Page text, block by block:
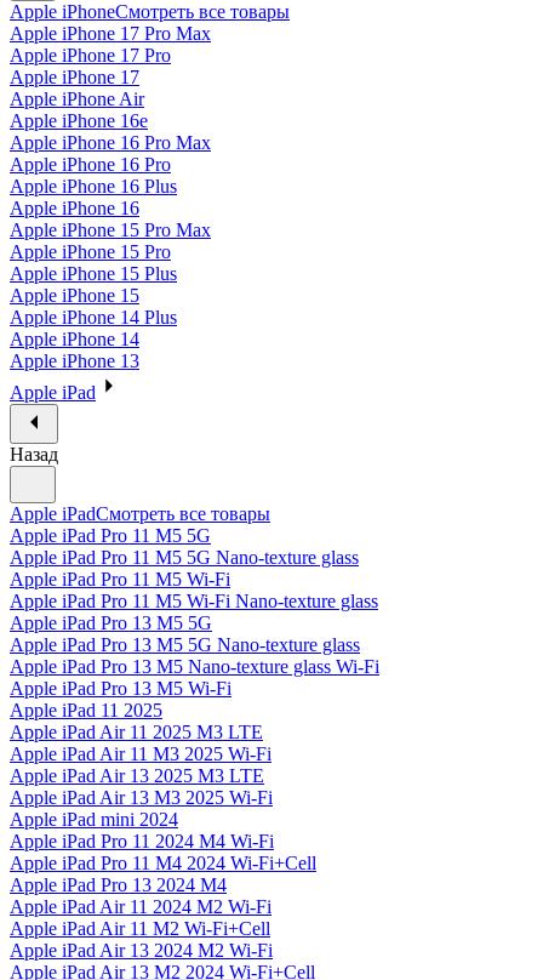
Apple iPhoneСмотреть все товары
Apple iPhone 17 Pro Max
Apple iPhone 17 Pro
Apple iPhone 17
Apple iPhone Air
Apple iPhone 16e
Apple iPhone 16 Pro Max
Apple iPhone 16 Pro
Apple iPhone 16 Plus
Apple iPhone 16
Apple iPhone 15 Pro Max
Apple iPhone 15 Pro
Apple iPhone 15 Plus
Apple iPhone 15
Apple iPhone 14 Plus
Apple iPhone 14
Apple iPhone 13
Apple iPad
Назад
Apple iPadСмотреть все товары
Apple iPad Pro 11 M5 5G
Apple iPad Pro 11 M5 5G Nano-texture glass
Apple iPad Pro 11 M5 Wi-Fi
Apple iPad Pro 11 M5 Wi-Fi Nano-texture glass
Apple iPad Pro 13 M5 5G
Apple iPad Pro 13 M5 5G Nano-texture glass
Apple iPad Pro 13 M5 Nano-texture glass Wi-Fi
Apple iPad Pro 13 M5 Wi-Fi
Apple iPad 11 2025
Apple iPad Air 11 2025 M3 LTE
Apple iPad Air 11 M3 2025 Wi-Fi
Apple iPad Air 13 2025 M3 LTE
Apple iPad Air 13 M3 2025 Wi-Fi
Apple iPad mini 2024
Apple iPad Pro 11 2024 M4 Wi-Fi
Apple iPad Pro 11 M4 2024 Wi-Fi+Cell
Apple iPad Pro 13 2024 M4
Apple iPad Air 11 2024 M2 Wi-Fi
Apple iPad Air 11 M2 Wi-Fi+Cell
Apple iPad Air 13 2024 M2 Wi-Fi
Apple iPad Air 13 M2 2024 Wi-Fi+Cell